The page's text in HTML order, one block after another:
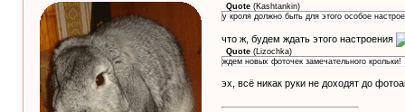
Quote (Kashtankin)
у кроля должно быть для этого особое
что ж, будем ждать этого настроения
Quote (Lizochka)
ждем новых фоточек замечательного крольки!
эх, всё никак руки не доходят до